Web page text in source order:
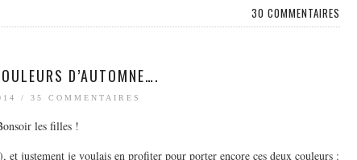
30 COMMENTAIRES
D’AUTOMNE….
/ 35 COMMENTAIRES
les filles !
justement je voulais en profiter pour porter encore ces deux couleurs :